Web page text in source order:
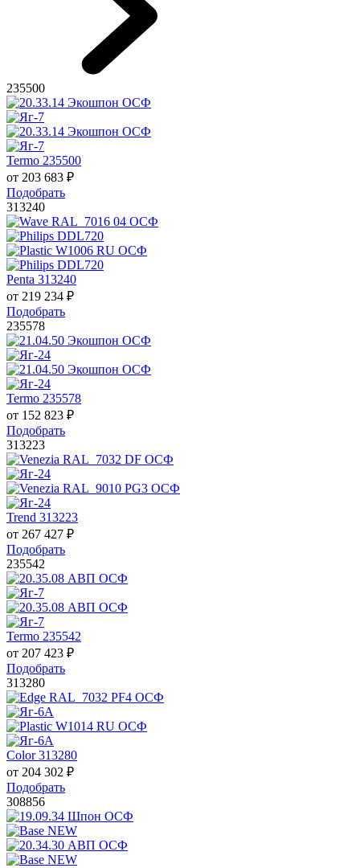
235500
Termo 235500
от 203 683 ₽
Подобрать
313240
Penta 313240
от 219 234 ₽
Подобрать
235578
Termo 235578
от 152 823 ₽
Подобрать
313223
Trend 313223
от 267 427 ₽
Подобрать
235542
Termo 235542
от 207 423 ₽
Подобрать
313280
Color 313280
от 204 302 ₽
Подобрать
308856